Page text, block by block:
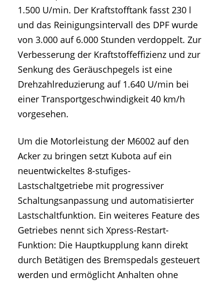
1.500 U/min. Der Kraftstofftank fasst 230 l
und das Reinigungsintervall des DPF wurde
von 3.000 auf 6.000 Stunden verdoppelt. Zur
Verbesserung der Kraftstoffeffizienz und zur
Senkung des Geräuschpegels ist eine
Drehzahlreduzierung auf 1.640 U/min bei
einer Transportgeschwindigkeit 40 km/h
vorgesehen.
Um die Motorleistung der M6002 auf den
Acker zu bringen setzt Kubota auf ein
neuentwickeltes 8-stufiges-
Lastschaltgetriebe mit progressiver
Schaltungsanpassung und automatisierter
Lastschaltfunktion. Ein weiteres Feature des
Getriebes nennt sich Xpress-Restart-
Funktion: Die Hauptkupplung kann direkt
durch Betätigen des Bremspedals gesteuert
werden und ermöglicht Anhalten ohne